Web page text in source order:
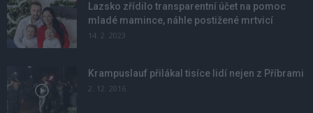
Lazsko zřídilo transparentní účet na pomoc
mladé mamince, náhle postižené mrtvicí
14. 2. 2023
Krampuslauf přilákal tisíce lidí nejen z Příbrami
2. 12. 2016